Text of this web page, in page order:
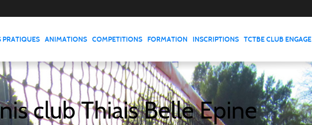
PRATIQUES ANIMATIONS COMPETITIONS FORMATION INSCRIPTIONS TCTBE CLUB ENGAGE
club Thiais Belle Epine